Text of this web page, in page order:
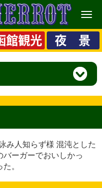
メ
ニ
ュ
ー
人知らず様 混沌とした
ーガーでおいしかっ
。